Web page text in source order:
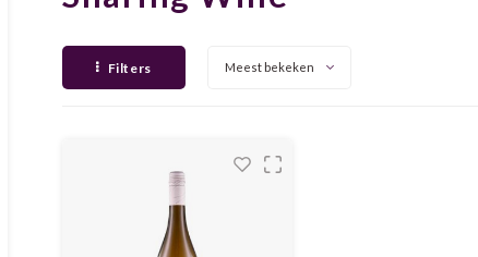
Filters Meest bekeken